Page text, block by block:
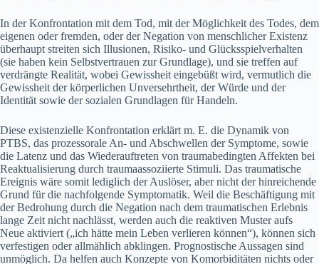
In der Konfrontation mit dem Tod, mit der Möglichkeit des Todes, dem
eigenen oder fremden, oder der Negation von menschlicher Existenz
überhaupt streiten sich Illusionen, Risiko- und Glücksspielverhalten
(sie haben kein Selbstvertrauen zur Grundlage), und sie treffen auf
verdrängte Realität, wobei Gewissheit eingebüßt wird, vermutlich die
Gewissheit der körperlichen Unversehrtheit, der Würde und der
Identität sowie der sozialen Grundlagen für Handeln.
Diese existenzielle Konfrontation erklärt m. E. die Dynamik von
PTBS, das prozessorale An- und Abschwellen der Symptome, sowie
die Latenz und das Wiederauftreten von traumabedingten Affekten bei
Reaktualisierung durch traumaassoziierte Stimuli. Das traumatische
Ereignis wäre somit lediglich der Auslöser, aber nicht der hinreichende
Grund für die nachfolgende Symptomatik. Weil die Beschäftigung mit
der Bedrohung durch die Negation nach dem traumatischen Erlebnis
lange Zeit nicht nachlässt, werden auch die reaktiven Muster aufs
Neue aktiviert („ich hätte mein Leben verlieren können“), können sich
verfestigen oder allmählich abklingen. Prognostische Aussagen sind
unmöglich. Da helfen auch Konzepte von Komorbiditäten nichts oder